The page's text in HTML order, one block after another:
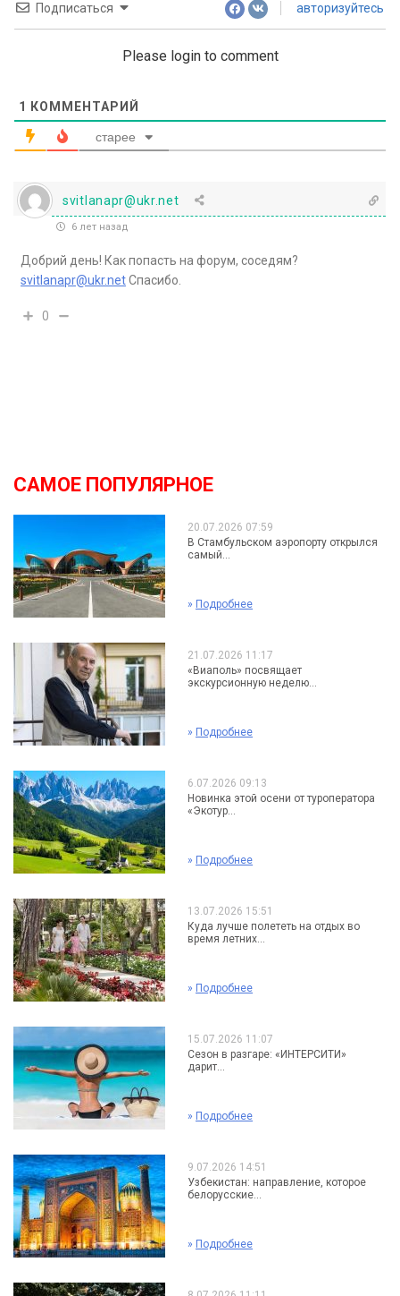
Подписаться авторизуйтесь
Please login to comment
1 КОММЕНТАРИЙ
старее
svitlanapr@ukr.net
6 лет назад
Добрий день! Как попасть на форум, соседям?
svitlanapr@ukr.netСпасибо.
0
САМОЕ ПОПУЛЯРНОЕ
20.07.2026 07:59
В Стамбульском аэропорту открылся
самый...
» Подробнее
21.07.2026 11:17
«Виаполь» посвящает
экскурсионную неделю...
» Подробнее
6.07.2026 09:13
Новинка этой осени от туроператора
«Экотур...
» Подробнее
13.07.2026 15:51
Куда лучше полететь на отдых во
время летних...
» Подробнее
15.07.2026 11:07
Сезон в разгаре: «ИНТЕРСИТИ»
дарит...
» Подробнее
9.07.2026 14:51
Узбекистан: направление, которое
белорусские...
» Подробнее